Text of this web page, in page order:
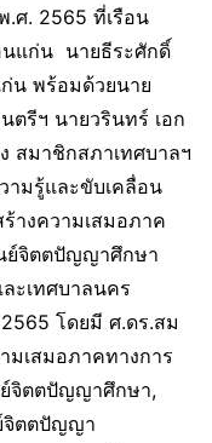
.ศ. 2565 ที่เรือน
นแก่น นายธีระศักดิ์
น พร้อมด้วยนาย
รีฯ นายวรินทร์ เอก
สมาชิกสภาเทศบาลฯ
ามรู้และขับเคลื่อน
างความเสมอภาค
ย์จิตตปัญญาศึกษา
ะเทศบาลนคร
โดยมี ศ.ดร.สม
เสมอภาคทางการ
ย์จิตตปัญญาศึกษา,
จิตตปัญญา